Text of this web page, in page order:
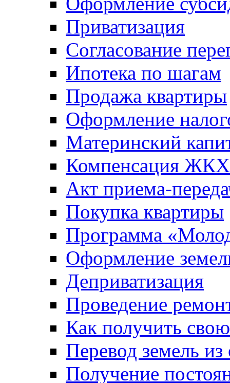
Приватизация
Согласование
Ипотека по шагам
Продажа квартиры
Оформление
Материнский
Компенсация ЖКХ
Акт приема-
Покупка квартиры
Программа
Оформление
Деприватизация
Проведение
Как получить
Перевод земель
Получение